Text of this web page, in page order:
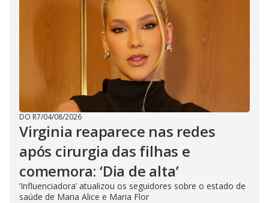
DO R7/04/08/2026
Virginia reaparece nas redes
após cirurgia das filhas e
comemora: ‘Dia de alta’
‘Influenciadora’ atualizou os seguidores sobre o estado de
saúde de Maria Alice e Maria Flor